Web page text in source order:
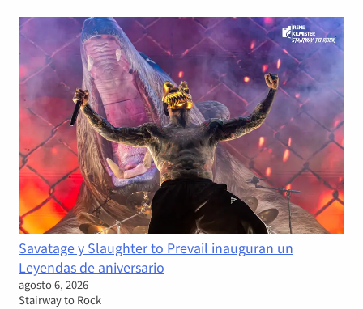
Savatage y Slaughter to Prevail inauguran un
Leyendas de aniversario
agosto 6, 2026
Stairway to Rock